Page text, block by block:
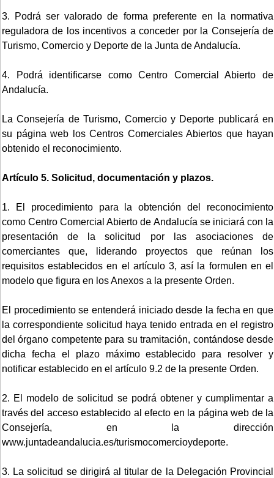
3. Podrá ser valorado de forma preferente en la normativa
reguladora de los incentivos a conceder por la Consejería de
Turismo, Comercio y Deporte de la Junta de Andalucía.
4. Podrá identificarse como Centro Comercial Abierto de
Andalucía.
La Consejería de Turismo, Comercio y Deporte publicará en
su página web los Centros Comerciales Abiertos que hayan
obtenido el reconocimiento.
Artículo 5. Solicitud, documentación y plazos.
1. El procedimiento para la obtención del reconocimiento
como Centro Comercial Abierto de Andalucía se iniciará con la
presentación de la solicitud por las asociaciones de
comerciantes que, liderando proyectos que reúnan los
requisitos establecidos en el artículo 3, así la formulen en el
modelo que figura en los Anexos a la presente Orden.
El procedimiento se entenderá iniciado desde la fecha en que
la correspondiente solicitud haya tenido entrada en el registro
del órgano competente para su tramitación, contándose desde
dicha fecha el plazo máximo establecido para resolver y
notificar establecido en el artículo 9.2 de la presente Orden.
2. El modelo de solicitud se podrá obtener y cumplimentar a
través del acceso establecido al efecto en la página web de la
Consejería, en la dirección
www.juntadeandalucia.es/turismocomercioydeporte.
3. La solicitud se dirigirá al titular de la Delegación Provincial